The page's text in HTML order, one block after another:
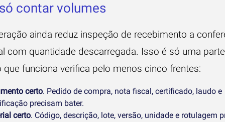
contar volumes
ainda reduz inspeção de recebimento a
com quantidade descarregada. Isso é só uma
que funciona verifica pelo menos cinco frentes:
certo. Pedido de compra, nota fiscal, certificado, laudo e
precisam bater.
certo. Código, descrição, lote, versão, unidade e rotulagem